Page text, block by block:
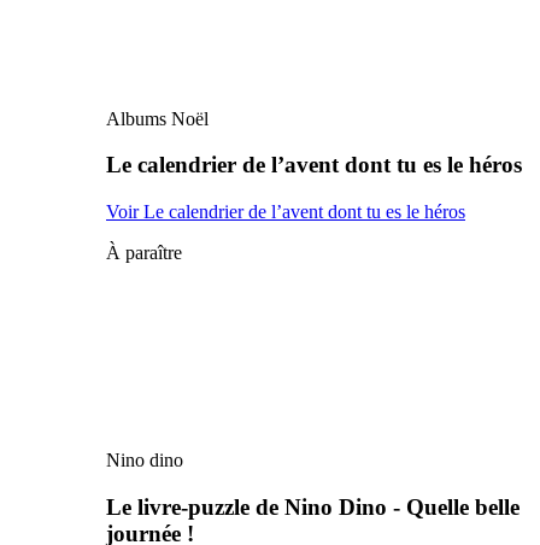
Albums Noël
Le calendrier de l’avent dont tu es le héros
Voir Le calendrier de l’avent dont tu es le héros
À paraître
Nino dino
Le livre-puzzle de Nino Dino - Quelle belle
journée !